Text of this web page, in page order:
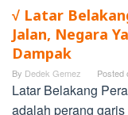
√ Latar
Jalan, Negara
Dampak
By Dedek Gemez Posted
Latar Belakang
adalah perang